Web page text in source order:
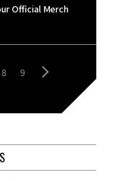
Official Merch
8 9